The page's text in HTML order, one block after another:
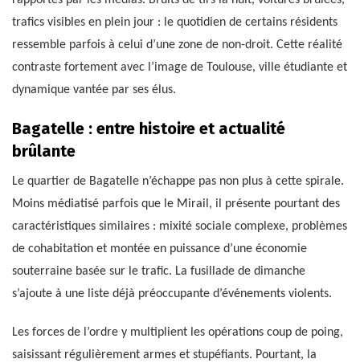
trafics visibles en plein jour : le quotidien de certains résidents
ressemble parfois à celui d’une zone de non-droit. Cette réalité
contraste fortement avec l’image de Toulouse, ville étudiante et
dynamique vantée par ses élus.
Bagatelle : entre histoire et actualité
brûlante
Le quartier de Bagatelle n’échappe pas non plus à cette spirale.
Moins médiatisé parfois que le Mirail, il présente pourtant des
caractéristiques similaires : mixité sociale complexe, problèmes
de cohabitation et montée en puissance d’une économie
souterraine basée sur le trafic. La fusillade de dimanche
s’ajoute à une liste déjà préoccupante d’événements violents.
Les forces de l’ordre y multiplient les opérations coup de poing,
saisissant régulièrement armes et stupéfiants. Pourtant, la